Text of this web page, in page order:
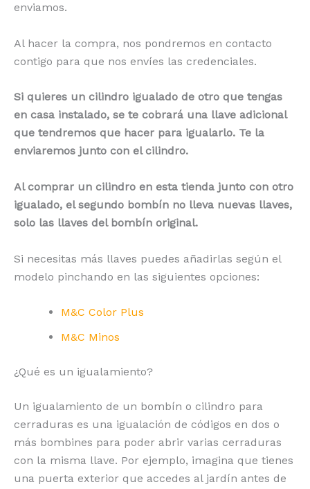
enviamos.
Al hacer la compra, nos pondremos en contacto
contigo para que nos envíes las credenciales.
Si quieres un cilindro igualado de otro que tengas
en casa instalado, se te cobrará una llave adicional
que tendremos que hacer para igualarlo. Te la
enviaremos junto con el cilindro.
Al comprar un cilindro en esta tienda junto con otro
igualado, el segundo bombín no lleva nuevas llaves,
solo las llaves del bombín original.
Si necesitas más llaves puedes añadirlas según el
modelo pinchando en las siguientes opciones:
M&C Color Plus
M&C Minos
¿Qué es un igualamiento?
Un igualamiento de un bombín o cilindro para
cerraduras es una igualación de códigos en dos o
más bombines para poder abrir varias cerraduras
con la misma llave. Por ejemplo, imagina que tienes
una puerta exterior que accedes al jardín antes de